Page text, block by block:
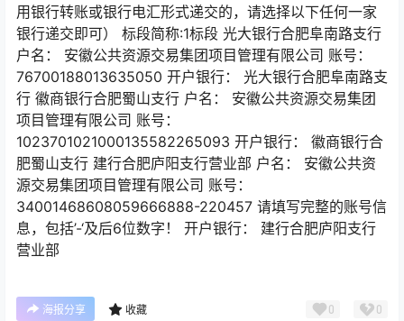
用银行转账或银行电汇形式递交的，请选择以下任何一家
银行递交即可） 标段简称:1标段 光大银行合肥阜南路支行
户名： 安徽公共资源交易集团项目管理有限公司 账号：
76700188013635050 开户银行： 光大银行合肥阜南路支
行 徽商银行合肥蜀山支行 户名： 安徽公共资源交易集团
项目管理有限公司 账号：
1023701021000135582265093 开户银行： 徽商银行合
肥蜀山支行 建行合肥庐阳支行营业部 户名： 安徽公共资
源交易集团项目管理有限公司 账号：
34001468608059666888-220457 请填写完整的账号信
息，包括’-‘及后6位数字！ 开户银行： 建行合肥庐阳支行
营业部
海报分享 收藏 0 0